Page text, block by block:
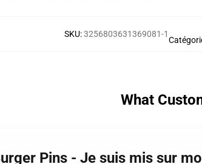
SKU:3256803631369081-1
What
Pins - Je suis mis sur